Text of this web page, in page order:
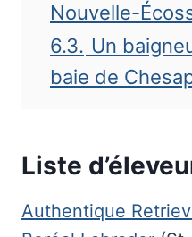
Nouvelle-
6.3. Un
baie de
Liste
Authentique